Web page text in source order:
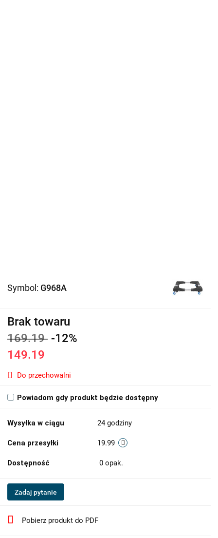
Symbol: G968A
Brak towaru
169.19 -12%
149.19
Do przechowalni
Powiadom gdy produkt będzie dostępny
Wysyłka w ciągu 24 godziny
Cena przesyłki 19.99
Dostępność 0 opak.
Zadaj pytanie
Pobierz produkt do PDF